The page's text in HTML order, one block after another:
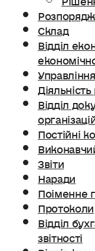
Склад
Відділ
Відділ
Постійні
Звіти
Наради
Поіменне
Протоколи
Відділ
звітності